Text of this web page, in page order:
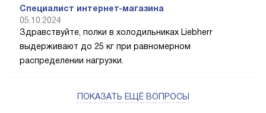
Специалист интернет-магазина
05.10.2024
Здравствуйте, полки в холодильниках Liebherr
выдерживают до 25 кг при равномерном
распределении нагрузки.
ПОКАЗАТЬ ЕЩЁ ВОПРОСЫ